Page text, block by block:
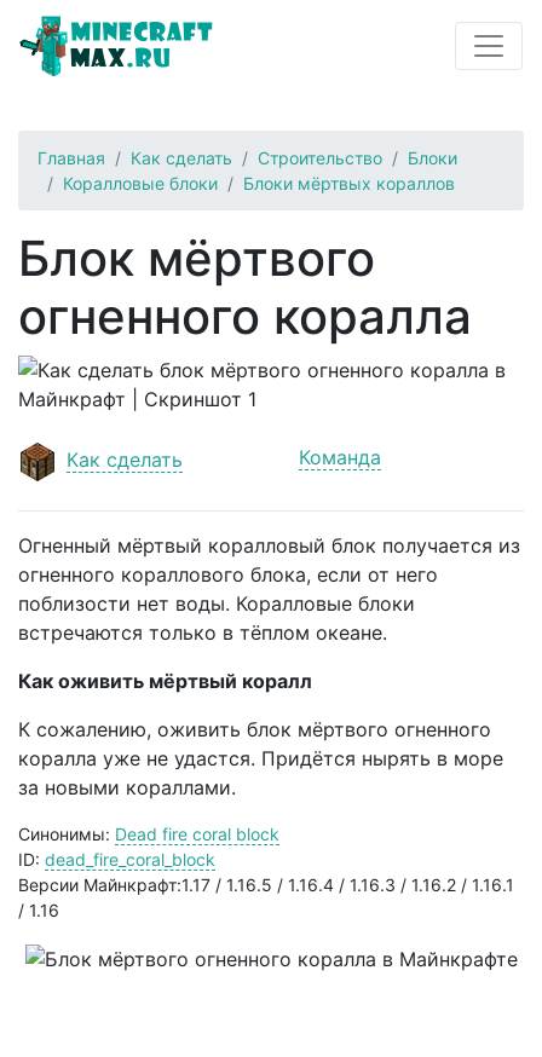
Главная Как сделать Строительство
Блоки
Коралловые блоки
Блоки мёртвых кораллов
Блок мёртвого
огненного коралла
Как сделать Команда
Огненный мёртвый коралловый блок получается из
огненного кораллового блока, если от него
поблизости нет воды. Коралловые блоки
встречаются только в тёплом океане.
Как оживить мёртвый коралл
К сожалению, оживить блок мёртвого огненного
коралла уже не удастся. Придётся нырять в море
за новыми кораллами.
Синонимы: Dead fire coral block
ID: dead_fire_coral_block
Версии Майнкрафт:1.17 / 1.16.5 / 1.16.4 / 1.16.3 / 1.16.2 / 1.16.1
/ 1.16